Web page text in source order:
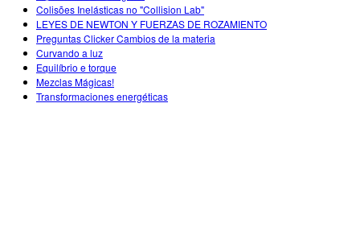
અર્થ સાયન્સ
બાયોલોજી
ભાષાંતરીત સિમ્સ
Customizable Sims
Purchase a License
Activity Contribution Guidelines
વર્ચ્યુઅલ વર્કશોપ્સ
Professional Learning with PhET
Teaching with PhET
ઇંકલુઝિવ ડિઝાઇન
PhET ગ્લોબલ
Data Fluency
સાઇન ઇન કરો / નોંધણી કરો
સાઇન ઇન કરો / નોંધણી કરો
Colisões Inelásticas no "Collision Lab"
LEYES DE NEWTON Y FUERZAS DE ROZAMIENTO
Preguntas Clicker Cambios de la materia
Curvando a luz
Equilíbrio e torque
Mezclas Mágicas!
Transformaciones energéticas